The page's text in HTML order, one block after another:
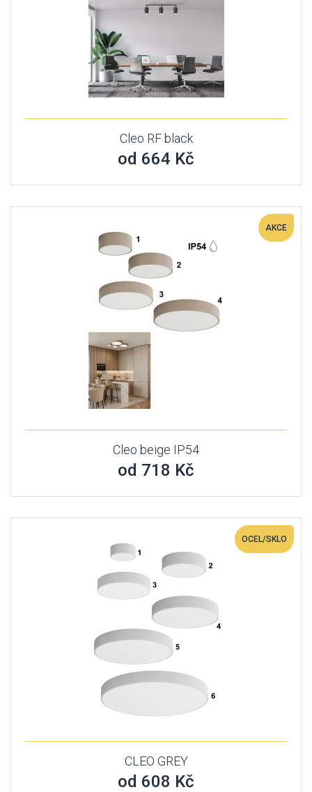
Cleo RF black
od 664 Kč
AKCE
Cleo beige IP54
od 718 Kč
OCEL/SKLO
CLEO GREY
od 608 Kč